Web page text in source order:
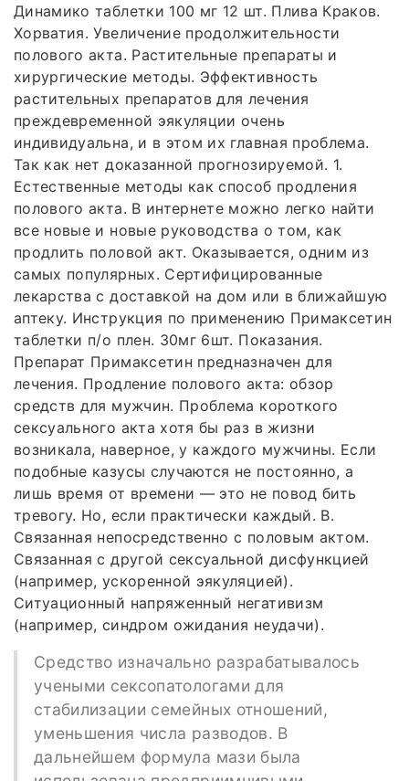
Динамико таблетки 100 мг 12 шт. Плива Краков.
Хорватия. Увеличение продолжительности
полового акта. Растительные препараты и
хирургические методы. Эффективность
растительных препаратов для лечения
преждевременной эякуляции очень
индивидуальна, и в этом их главная проблема.
Так как нет доказанной прогнозируемой. 1.
Естественные методы как способ продления
полового акта. В интернете можно легко найти
все новые и новые руководства о том, как
продлить половой акт. Оказывается, одним из
самых популярных. Сертифицированные
лекарства с доставкой на дом или в ближайшую
аптеку. Инструкция по применению Примаксетин
таблетки п/о плен. 30мг 6шт. Показания.
Препарат Примаксетин предназначен для
лечения. Продление полового акта: обзор
средств для мужчин. Проблема короткого
сексуального акта хотя бы раз в жизни
возникала, наверное, у каждого мужчины. Если
подобные казусы случаются не постоянно, а
лишь время от времени — это не повод бить
тревогу. Но, если практически каждый. B.
Связанная непосредственно с половым актом.
Связанная с другой сексуальной дисфункцией
(например, ускоренной эякуляцией).
Ситуационный напряженный негативизм
(например, синдром ожидания неудачи).
Средство изначально разрабатывалось
учеными сексопатологами для
стабилизации семейных отношений,
уменьшения числа разводов. В
дальнейшем формула мази была